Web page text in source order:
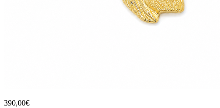
390,00€